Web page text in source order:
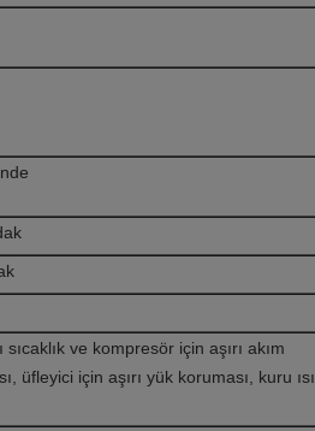
sıcaklık ve kompresör için aşırı akım
üfleyici için aşırı yük koruması, kuru ısı